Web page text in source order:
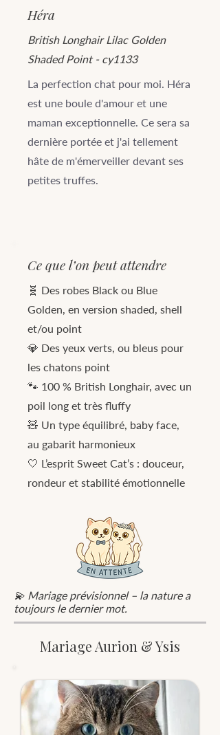
Héra
British Longhair Lilac Golden
Shaded Point - cy1133
La perfection chat pour moi. Héra
est une boule d'amour et une
maman exceptionnelle. Ce sera sa
dernière portée et j'ai tellement
hâte de m'émerveiller devant ses
petites truffes.
Ce que l’on peut attendre
🧬 Des robes Black ou Blue
Golden, en version shaded, shell
et/ou point
💎 Des yeux verts, ou bleus pour
les chatons point
🐾 100 % British Longhair, avec un
poil long et très fluffy
🧸 Un type équilibré, baby face,
au gabarit harmonieux
🤍 L’esprit Sweet Cat’s : douceur,
rondeur et stabilité émotionnelle
💫 Mariage prévisionnel – la nature a
toujours le dernier mot.
Mariage Aurion & Ysis